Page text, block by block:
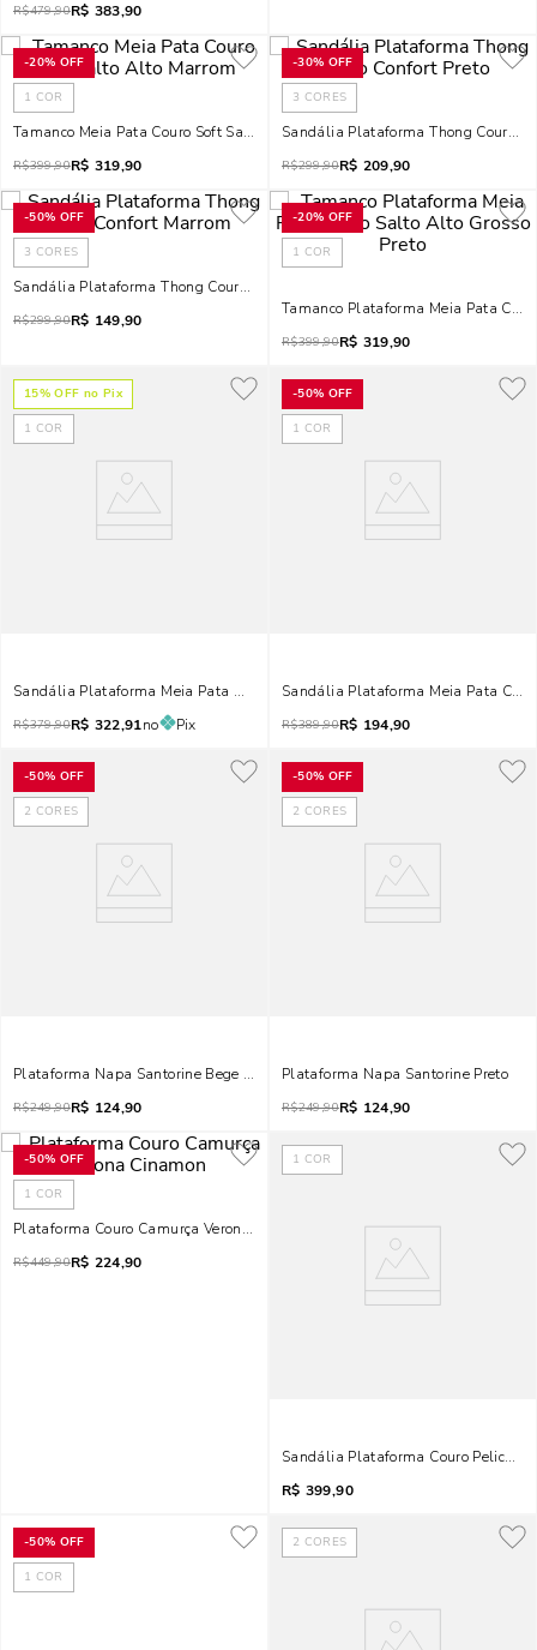
R$479,90R$ 383,90
-20% OFF
1 COR
Tamanco Meia Pata Couro Soft Salto Alto Marrom
R$399,90R$ 319,90
-30% OFF
3 CORES
Sandália Plataforma Thong Couro
R$299,90R$ 209,90
-50% OFF
3 CORES
Sandália Plataforma Thong Couro Confort Marrom
R$299,90R$ 149,90
-20% OFF
1 COR
R$399,90R$ 319,90
15% OFF no Pix
1 COR
Sandália Plataforma Meia Pata Napa Soft Bege Palha
R$379,90R$ 322,91no Pix
-50% OFF
1 COR
Sandália Plataforma Meia Pata
R$389,90R$ 194,90
-50% OFF
2 CORES
Plataforma Napa Santorine Bege Amendoa
R$249,90R$ 124,90
-50% OFF
2 CORES
Plataforma Napa Santorine Preto
R$249,90R$ 124,90
-50% OFF
1 COR
Plataforma Couro Camurça Verona Cinamon
R$449,90R$ 224,90
1 COR
Sandália Plataforma Couro Pelica
R$ 399,90
-50% OFF
1 COR
2 CORES